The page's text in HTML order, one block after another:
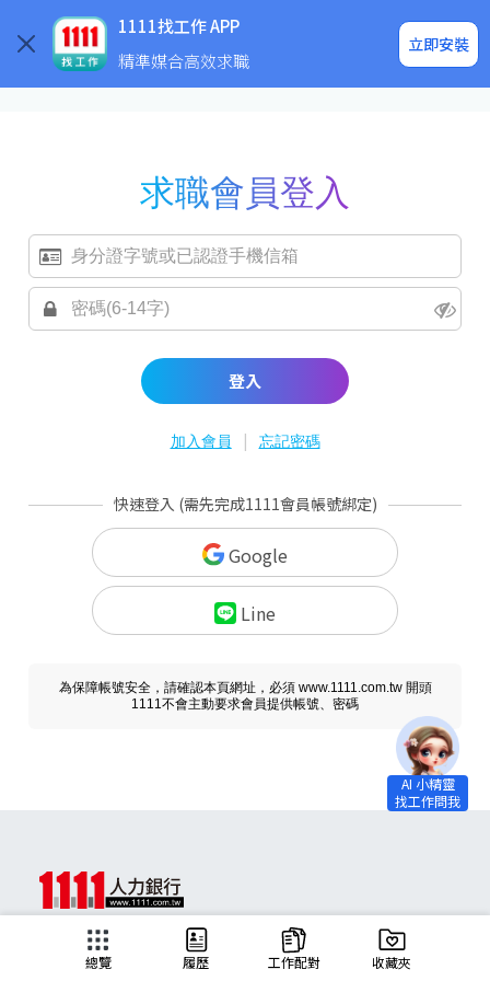
1111找工作 APP
精準媒合高效求職
立即安裝
企業求才
求職會員登入
登入
加入會員 | 忘記密碼
快速登入 (需先完成1111會員帳號綁定)
Google
Line
為保障帳號安全，請確認本頁網址，必須 www.1111.com.tw 開頭
1111不會主動要求會員提供帳號、密碼
總覽 履歷 工作配對 收藏夾